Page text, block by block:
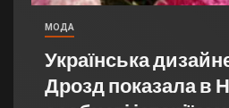
МОДА
Українська
Дрозд показала в